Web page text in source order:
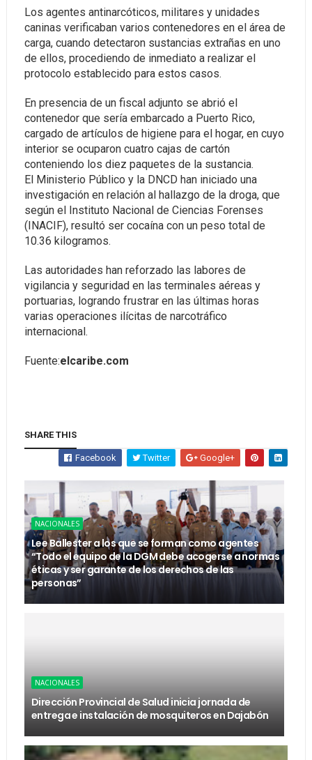
Los agentes antinarcóticos, militares y unidades
caninas verificaban varios contenedores en el área de
carga, cuando detectaron sustancias extrañas en uno
de ellos, procediendo de inmediato a realizar el
protocolo establecido para estos casos.
En presencia de un fiscal adjunto se abrió el
contenedor que sería embarcado a Puerto Rico,
cargado de artículos de higiene para el hogar, en cuyo
interior se ocuparon cuatro cajas de cartón
conteniendo los diez paquetes de la sustancia.
El Ministerio Público y la DNCD han iniciado una
investigación en relación al hallazgo de la droga, que
según el Instituto Nacional de Ciencias Forenses
(INACIF), resultó ser cocaína con un peso total de
10.36 kilogramos.
Las autoridades han reforzado las labores de
vigilancia y seguridad en las terminales aéreas y
portuarias, logrando frustrar en las últimas horas
varias operaciones ilícitas de narcotráfico
internacional.
Fuente:elcaribe.com
SHARE THIS
Facebook Twitter Google+
NACIONALES
Lee Ballester a los que se forman como agentes
“Todo el equipo de la DGM debe acogerse a normas
éticas y ser garante de los derechos de las
personas”
NACIONALES
Dirección Provincial de Salud inicia jornada de
entrega e instalación de mosquiteros en Dajabón